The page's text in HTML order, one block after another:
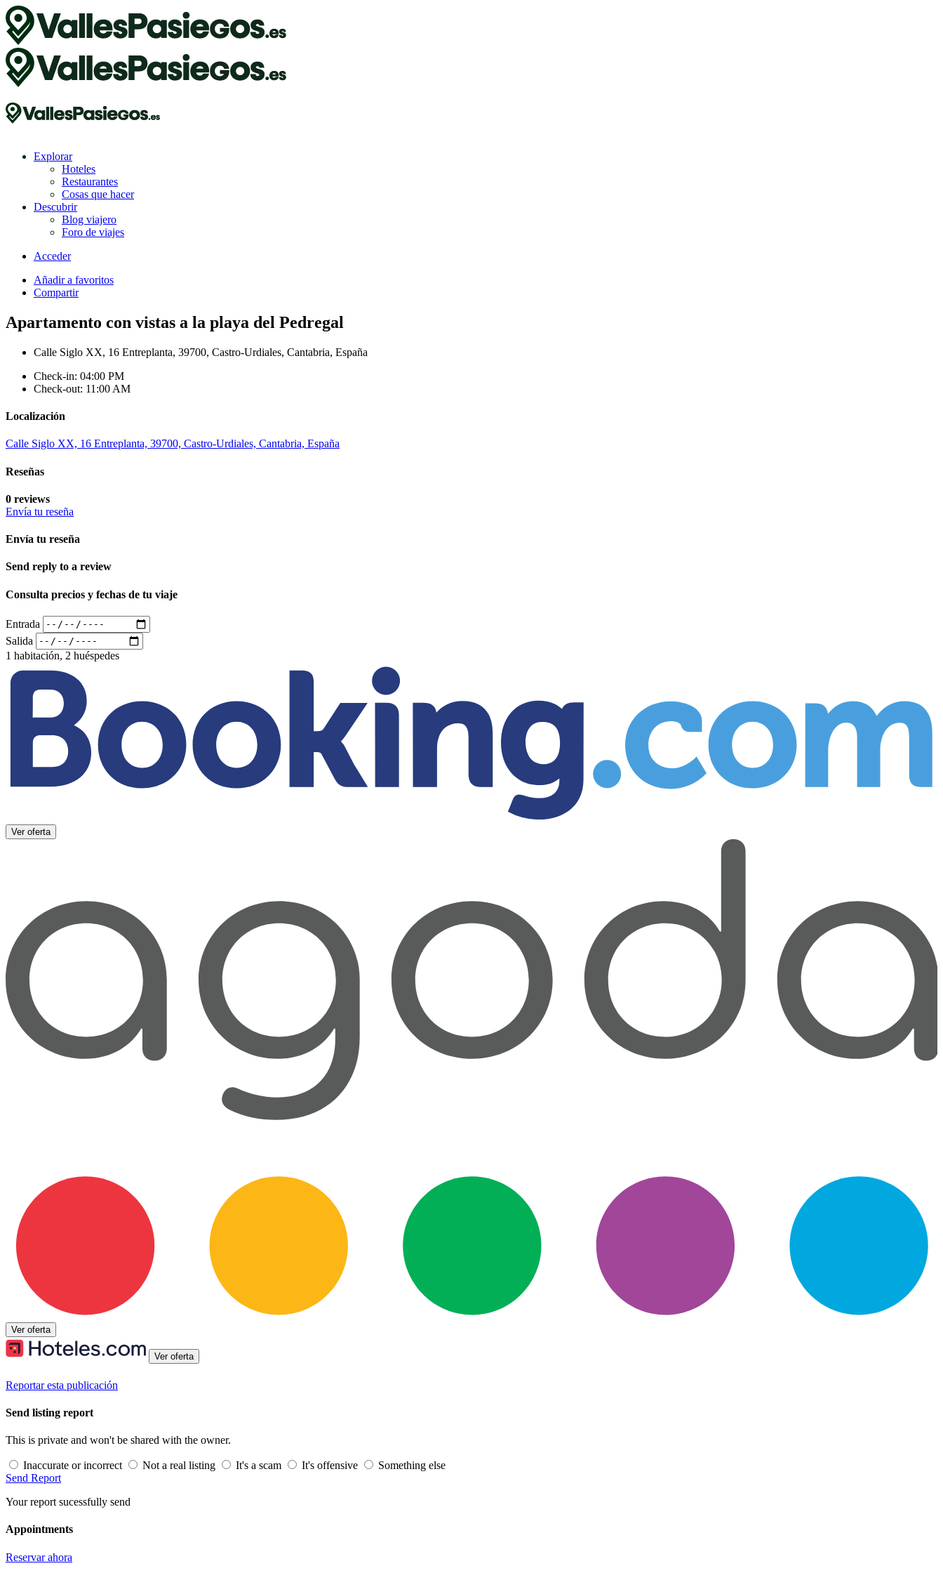
Explorar
Hoteles
Restaurantes
Cosas que hacer
Descubrir
Blog viajero
Foro de viajes
Acceder
Añadir a favoritos
Compartir
Apartamento con vistas a la playa del Pedregal
Calle Siglo XX, 16 Entreplanta, 39700, Castro-Urdiales, Cantabria, España
Check-in: 04:00 PM
Check-out: 11:00 AM
Localización
Calle Siglo XX, 16 Entreplanta, 39700, Castro-Urdiales, Cantabria, España
Reseñas
0 reviews
Envía tu reseña
Envía tu reseña
Send reply to a review
Consulta precios y fechas de tu viaje
Entrada
Salida
1 habitación, 2 huéspedes
Ver oferta
Ver oferta
Ver oferta
Reportar esta publicación
Send listing report
This is private and won't be shared with the owner.
Inaccurate or incorrect Not a real listing It's a scam It's offensive
Something else
Send Report
Your report sucessfully send
Appointments
Reservar ahora